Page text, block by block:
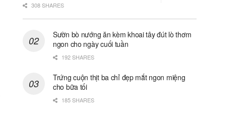
308 SHARES
Sườn bò nướng ăn kèm khoai tây đút lò thơm
ngon cho ngày cuối tuần
192 SHARES
Trứng cuộn thịt ba chỉ đẹp mắt ngon miệng
cho bữa tối
185 SHARES